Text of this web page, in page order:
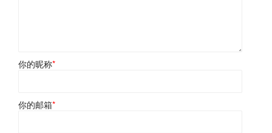
你的昵称*
你的邮箱*